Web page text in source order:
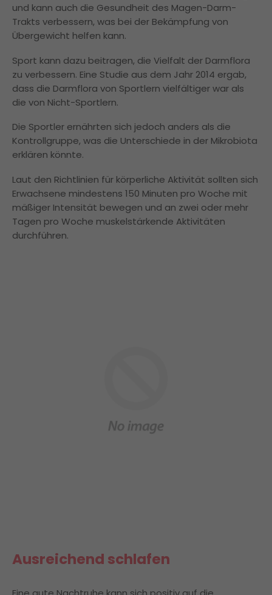
und kann auch die Gesundheit des Magen-Darm-
Trakts verbessern, was bei der Bekämpfung von
Übergewicht helfen kann.
Sport kann dazu beitragen, die Vielfalt der Darmflora
zu verbessern. Eine Studie aus dem Jahr 2014 ergab,
dass die Darmflora von Sportlern vielfältiger war als
die von Nicht-Sportlern.
Die Sportler ernährten sich jedoch anders als die
Kontrollgruppe, was die Unterschiede in der Mikrobiota
erklären könnte.
Laut den Richtlinien für körperliche Aktivität sollten sich
Erwachsene mindestens 150 Minuten pro Woche mit
mäßiger Intensität bewegen und an zwei oder mehr
Tagen pro Woche muskelstärkende Aktivitäten
durchführen.
Ausreichend schlafen